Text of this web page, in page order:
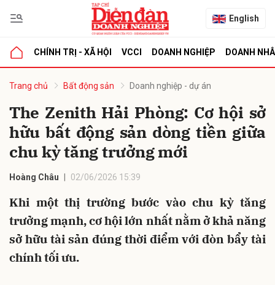
English
CHÍNH TRỊ - XÃ HỘI VCCI DOANH NGHIỆP DOANH
Trang chủ Bất động sản Doanh nghiệp - dự án
The Zenith Hải Phòng: Cơ hội sở
hữu bất động sản dòng tiền giữa
chu kỳ tăng trưởng mới
Hoàng Châu 02/06/2026 15:39
Khi một thị trường bước vào chu kỳ tăng
trưởng mạnh, cơ hội lớn nhất nằm ở khả năng
sở hữu tài sản đúng thời điểm với đòn bẩy tài
chính tối ưu.
luận
Hủy